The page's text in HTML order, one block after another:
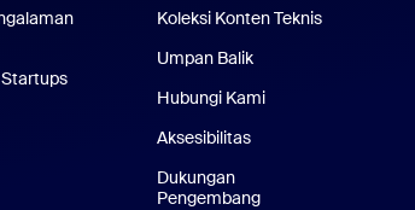
Zoom for Startups
Koleksi Konten Teknis
Umpan Balik
Hubungi Kami
Aksesibilitas
Dukungan
Pengembang